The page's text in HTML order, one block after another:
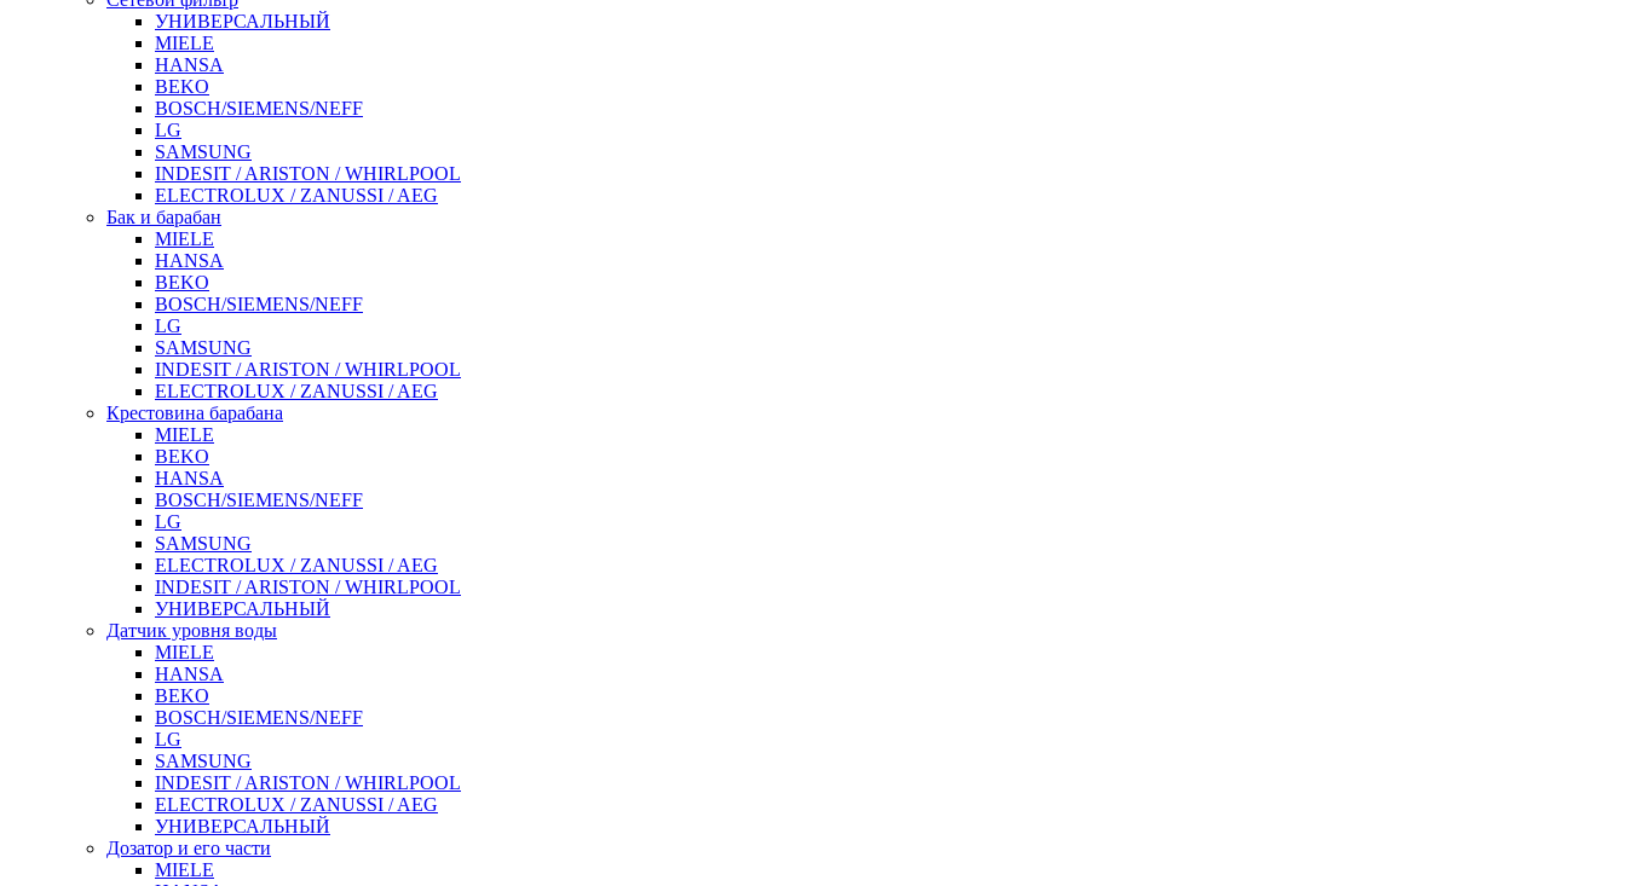
УНИВЕРСАЛЬНЫЙ
MIELE
HANSA
BEKO
BOSCH/SIEMENS/NEFF
LG
SAMSUNG
INDESIT / ARISTON / WHIRLPOOL
ELECTROLUX / ZANUSSI / AEG
Бак и барабан
MIELE
HANSA
BEKO
BOSCH/SIEMENS/NEFF
LG
SAMSUNG
INDESIT / ARISTON / WHIRLPOOL
ELECTROLUX / ZANUSSI / AEG
Крестовина барабана
MIELE
BEKO
HANSA
BOSCH/SIEMENS/NEFF
LG
SAMSUNG
ELECTROLUX / ZANUSSI / AEG
INDESIT / ARISTON / WHIRLPOOL
УНИВЕРСАЛЬНЫЙ
Датчик уровня воды
MIELE
HANSA
BEKO
BOSCH/SIEMENS/NEFF
LG
SAMSUNG
INDESIT / ARISTON / WHIRLPOOL
ELECTROLUX / ZANUSSI / AEG
УНИВЕРСАЛЬНЫЙ
Дозатор и его части
MIELE